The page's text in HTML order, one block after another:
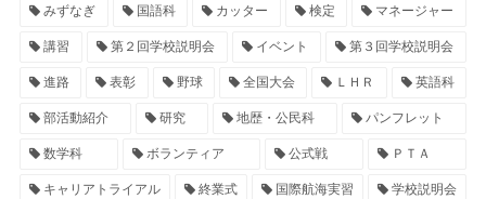
みずなぎ 国語科 カッター 検定 マネージャー
講習 第２回学校説明会 イベント 第３回学校説明会
進路 表彰 野球 全国大会 ＬＨＲ 英語科
部活動紹介 研究 地歴・公民科 パンフレット
数学科 ボランティア 公式戦 ＰＴＡ
キャリアトライアル 終業式 国際航海実習 学校説明会